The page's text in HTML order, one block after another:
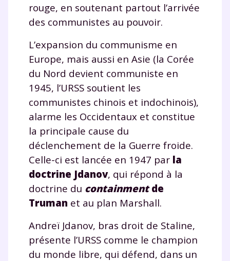
rouge, en soutenant partout l’arrivée
des communistes au pouvoir.
L’expansion du communisme en
Europe, mais aussi en Asie (la Corée
du Nord devient communiste en
1945, l’URSS soutient les
communistes chinois et indochinois),
alarme les Occidentaux et constitue
la principale cause du
déclenchement de la Guerre froide.
Celle-ci est lancée en 1947 par la
doctrine Jdanov, qui répond à la
doctrine du containment de
Truman et au plan Marshall.
Andreï Jdanov, bras droit de Staline,
présente l’URSS comme le champion
du monde libre, qui défend, dans un